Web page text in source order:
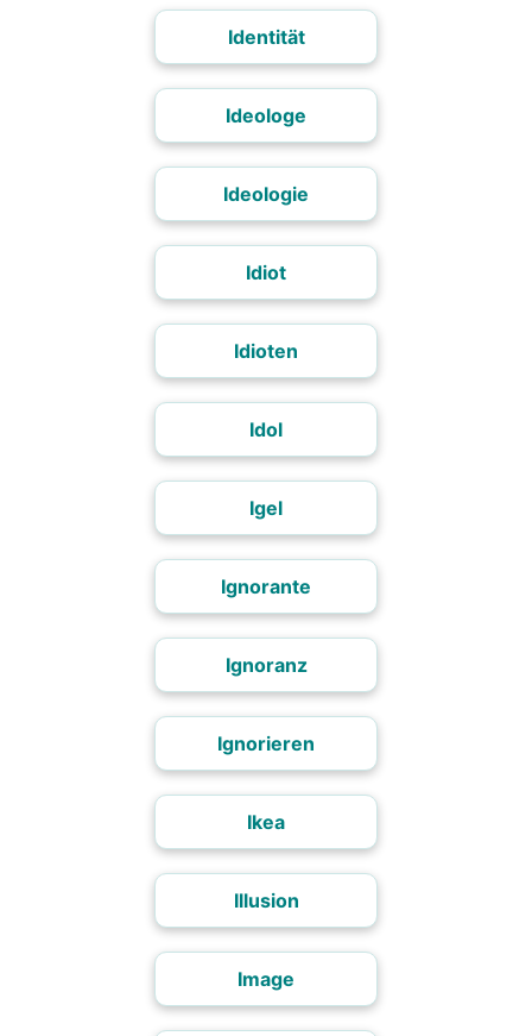
Identität
Ideologe
Ideologie
Idiot
Idioten
Idol
Igel
Ignorante
Ignoranz
Ignorieren
Ikea
Illusion
Image